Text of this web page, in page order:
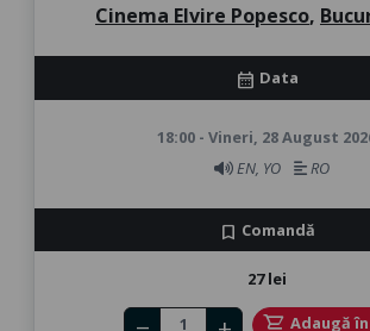
Cinema Elvire Popesco,
calendar_month Data
18:00 - Vineri, 28 August
EN, YO
RO
bookmark Comandă
27 lei
Number of
shopping_cart Adaugă